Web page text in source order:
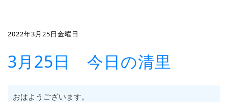
2022年3月25日金曜日
3月25日 今日の清里
おはようございます。